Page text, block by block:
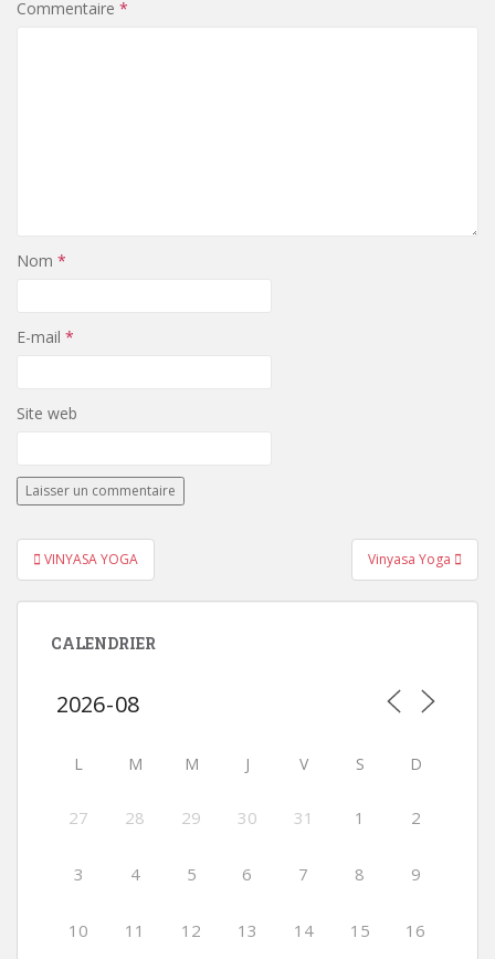
Commentaire *
Nom *
E-mail *
Site web
Navigation
de
l’article
VINYASA YOGA Vinyasa Yoga
CALENDRIER
L M M J V S D
27 28 29 30 31 1 2
3 4 5 6 7 8 9
10 11 12 13 14 15 16